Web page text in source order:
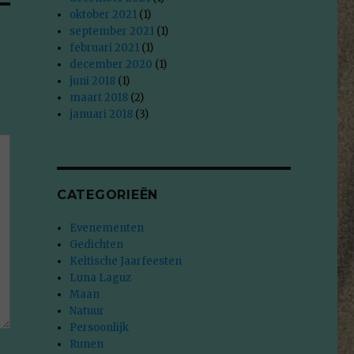
oktober 2021 (1)
september 2021 (1)
februari 2021 (1)
december 2020 (1)
juni 2018 (1)
maart 2018 (2)
januari 2018 (3)
CATEGORIEËN
Evenementen
Gedichten
Keltische Jaarfeesten
Luna Laguz
Maan
Natuur
Persoonlijk
Runen